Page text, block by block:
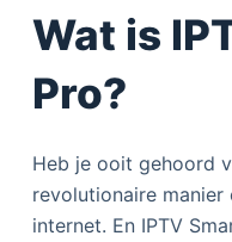
Wat is
Pro?
Heb je ooit gehoord
revolutionaire
internet. En IPTV